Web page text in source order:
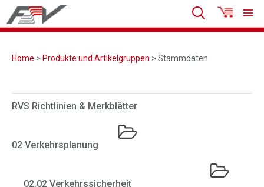
Home > Produkte und Artikelgruppen > Stammdaten
RVS Richtlinien & Merkblätter
02 Verkehrsplanung
02.02 Verkehrssicherheit